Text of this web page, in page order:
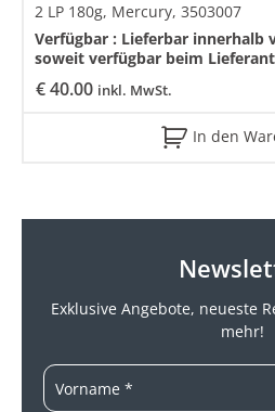
€40.00 inkl. MwSt.
2 LP 180g, Mercury, 3503007
Verfügbar : Lieferbar innerhalb
soweit verfügbar beim
In den
Exklusive Angebote, neueste
mehr!